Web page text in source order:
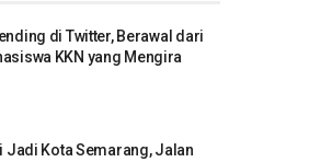
di Twitter, Berawal dari
KKN yang Mengira
Jadi Kota Semarang, Jalan